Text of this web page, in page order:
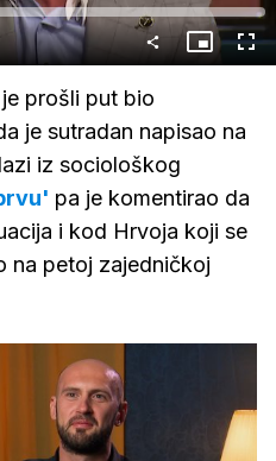
Slika
u
prošli put bio
je sutradan napisao na
iz sociološkog
pa je komentirao da
i kod Hrvoja koji se
na petoj zajedničkoj